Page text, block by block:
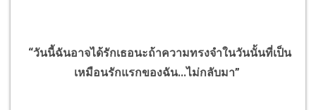
“วันนี้ฉันอาจได้รักเธอนะถ้าความทรงจำในวันนั้นที่เป็น
เหมือนรักแรกของฉัน...ไม่กลับมา”